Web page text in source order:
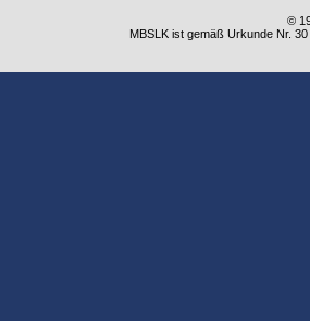
©
MBSLK ist gemäß Urkunde Nr.